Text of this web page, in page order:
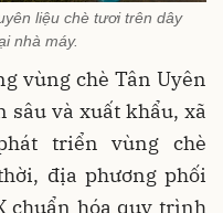
liệu chè tươi trên dây
nhà máy.
vùng chè Tân Uyên
sâu và xuất khẩu, xã
triển vùng chè
địa phương phối
chuẩn hóa quy trình